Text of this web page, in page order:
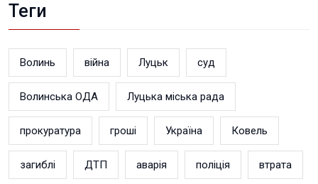
Теги
Волинь війна Луцьк суд
Волинська ОДА Луцька міська рада
прокуратура гроші Україна Ковель
загиблі ДТП аварія поліція втрата